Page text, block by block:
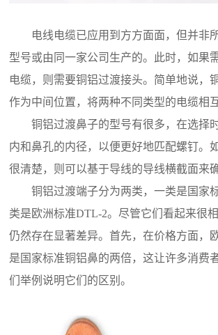
电线电缆已应用到方方面面，但并非
型号或由同一家公司生产的。此时，如果
电缆，则需要铜铝过渡接头。简单地说，
作为中间位置，将两种不同类型的电缆相
铜铝过渡鼻子的型号有很多，在选择
内和鼻孔的内径，以便更好地匹配螺钉。
很清楚，则可以基于导线的导线横截面来
铜铝过渡端子分为两类，一类是国家
类是欧洲标准DTL-2。尽管它们看起来很
仍然存在显著差异。首先，在价格方面，
是国家标准铜铝鼻的两倍，这让许多消费
们举例说明它们的区别。